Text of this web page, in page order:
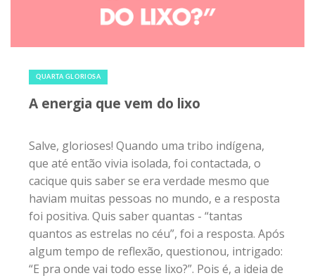
QUARTA GLORIOSA
A energia que vem do lixo
Salve, glorioses! Quando uma tribo indígena,
que até então vivia isolada, foi contactada, o
cacique quis saber se era verdade mesmo que
haviam muitas pessoas no mundo, e a resposta
foi positiva. Quis saber quantas - “tantas
quantos as estrelas no céu”, foi a resposta. Após
algum tempo de reflexão, questionou, intrigado:
“E pra onde vai todo esse lixo?”. Pois é, a ideia de